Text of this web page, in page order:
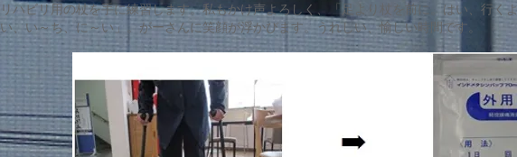
リハビリ用の杖を手に練習します。私もかけ声よろしく、「足より杖を前に。はい、行く
い、い～ち、に～い」。がーさんに笑顔が浮かびます。うれしい、愉しい時間です。